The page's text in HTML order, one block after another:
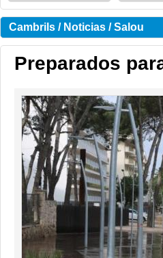
Cambrils / Noticias / Salou
Preparados